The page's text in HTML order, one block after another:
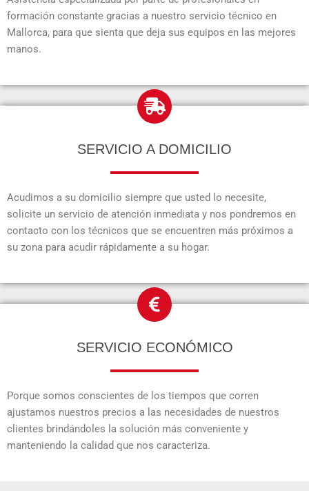
formación constante gracias a nuestro servicio técnico en
Mallorca, para que sienta que deja sus equipos en las mejores
manos.
SERVICIO A DOMICILIO
Acudimos a su domicilio siempre que usted lo necesite,
solicite un servicio de atención inmediata y nos pondremos en
contacto con los técnicos que se encuentren más próximos a
su zona para acudir rápidamente a su hogar.
SERVICIO ECONÓMICO
Porque somos conscientes de los tiempos que corren
ajustamos nuestros precios a las necesidades de nuestros
clientes brindándoles la solución más conveniente y
manteniendo la calidad que nos caracteriza.